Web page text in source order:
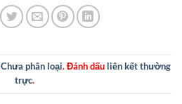
Chưa phân loại. Đánh dấu liên kết thường
trực.